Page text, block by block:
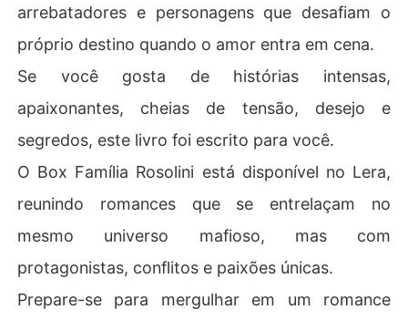
arrebatadores e personagens que desafiam o
próprio destino quando o amor entra em cena.
Se você gosta de histórias intensas,
apaixonantes, cheias de tensão, desejo e
segredos, este livro foi escrito para você.
O Box Família Rosolini está disponível no Lera,
reunindo romances que se entrelaçam no
mesmo universo mafioso, mas com
protagonistas, conflitos e paixões únicas.
Prepare-se para mergulhar em um romance